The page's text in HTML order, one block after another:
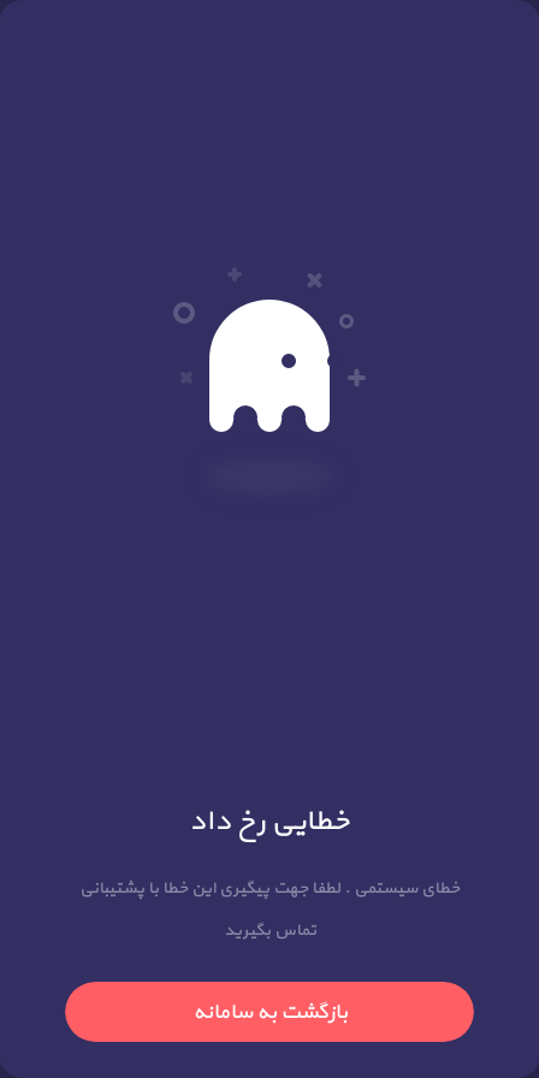
خطایی رخ داد
خطای سیستمی . لطفا جهت پیگیری این خطا با پشتیبانی
تماس بگیرید
بازگشت به سامانه